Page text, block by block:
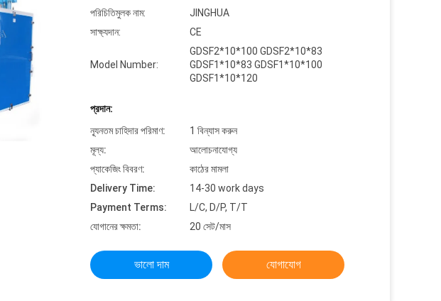
পরিচিতিমুলক নাম:
JINGHUA
সাক্ষ্যদান:
CE
Model Number:
GDSF2*10*100 GDSF2*10*83
GDSF1*10*83 GDSF1*10*100
GDSF1*10*120
প্রদান:
ন্যূনতম চাহিদার পরিমাণ:
1 বিন্যাস করুন
মূল্য:
আলোচনাযোগ্য
প্যাকেজিং বিবরণ:
কাঠের মামলা
Delivery Time:
14-30 work days
Payment Terms:
L/C, D/P, T/T
যোগানের ক্ষমতা:
20 সেট/মাস
ভালো দাম যোগাযোগ